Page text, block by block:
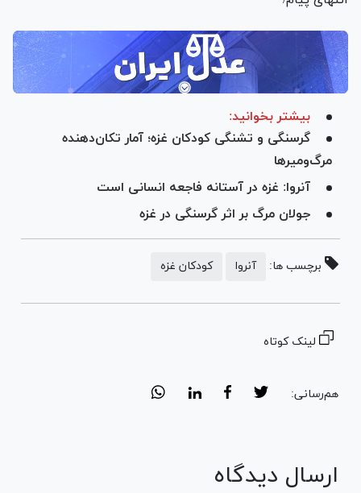
بیشتر بخوانید:
گرسنگی و تشنگی کودکان غزه؛ آمار تکان‌دهنده
مرگ‌ومیرها
آنروا: غزه در آستانه فاجعه انسانی است
جولان مرگ بر اثر گرسنگی در غزه
برچسب ها: آنروا کودکان غزه
لینک کوتاه
هم‌رسانی:
ارسال دیدگاه